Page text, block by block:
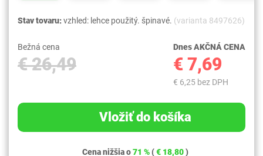
Stav tovaru:vzhled: lehce použitý. špinavé. (varianta 8497626)
Bežná cena
€ 26,49
Dnes AKČNÁ CENA
€ 7,69
€ 6,25 bez DPH
Vložiť do košíka
Cena nižšia o71 % (€ 18,80)